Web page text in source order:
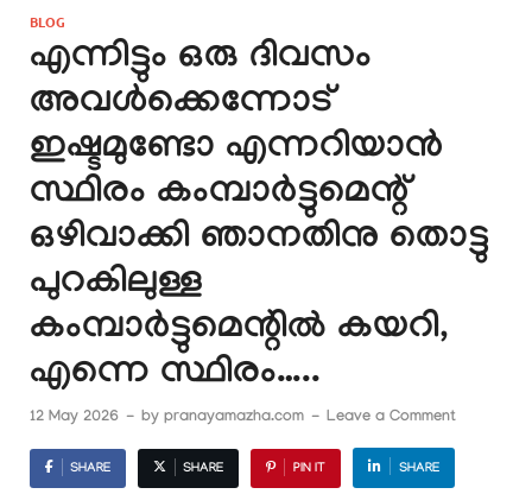
BLOG
എന്നിട്ടും ഒരു ദിവസം
അവൾക്കെന്നോട്
ഇഷ്ടമുണ്ടോ എന്നറിയാൻ
സ്ഥിരം കംമ്പാർട്ടുമെന്റ്
ഒഴിവാക്കി ഞാനതിനു തൊട്ടു
പുറകിലുള്ള
കംമ്പാർട്ടുമെന്റിൽ കയറി,
എന്നെ സ്ഥിരം…..
12 May 2026 - by pranayamazha.com - Leave a Comment
SHARE SHARE PIN IT SHARE